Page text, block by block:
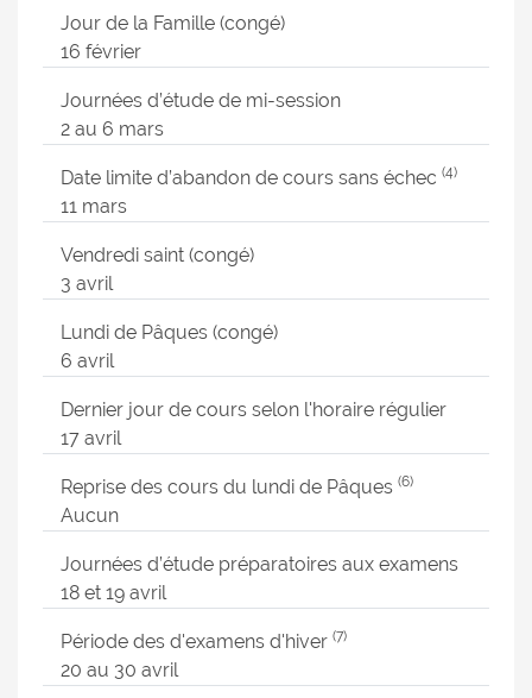
Jour de la Famille (congé)
16 février
Journées d’étude de mi-session
2 au 6 mars
Date limite d’abandon de cours sans échec (4)
11 mars
Vendredi saint (congé)
3 avril
Lundi de Pâques (congé)
6 avril
Dernier jour de cours selon l'horaire régulier
17 avril
Reprise des cours du lundi de Pâques (6)
Aucun
Journées d’étude préparatoires aux examens
18 et 19 avril
Période des d'examens d'hiver (7)
20 au 30 avril